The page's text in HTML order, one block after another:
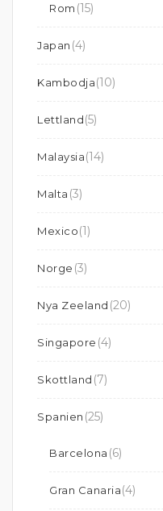
Rom (15)
Japan (4)
Kambodja(10)
Lettland(5)
Malaysia(14)
Malta (3)
Mexico(1)
Norge (3)
Nya Zeeland (20)
Singapore (4)
Skottland (7)
Spanien (25)
Barcelona (6)
Gran Canaria(4)